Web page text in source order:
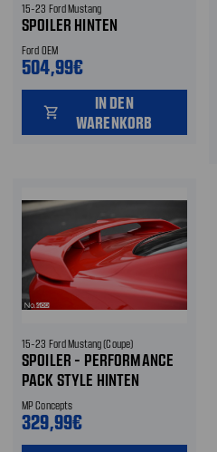
15-23 Ford Mustang
SPOILER HINTEN
Ford OEM
504,99€
shopping_cart
IN DEN
WARENKORB
15-23 Ford Mustang (Coupe)
SPOILER - PERFORMANCE
PACK STYLE HINTEN
MP Concepts
329,99€